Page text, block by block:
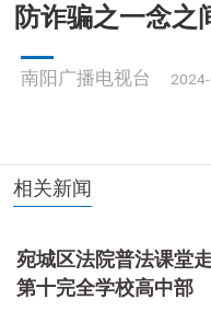
防诈骗之一念之
南阳广播电视台
相关新闻
宛城区法院普法课堂
第十完全学校高中部